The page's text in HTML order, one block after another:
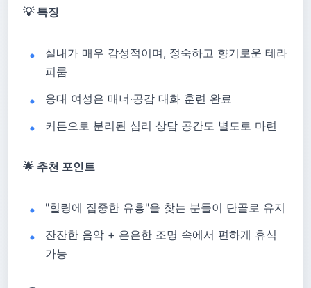
💡 특징
실내가 매우 감성적이며, 정숙하고 향기로운 테라
피룸
응대 여성은 매너·공감 대화 훈련 완료
커튼으로 분리된 심리 상담 공간도 별도로 마련
🌟 추천 포인트
"힐링에 집중한 유흥"을 찾는 분들이 단골로 유지
잔잔한 음악 + 은은한 조명 속에서 편하게 휴식
가능